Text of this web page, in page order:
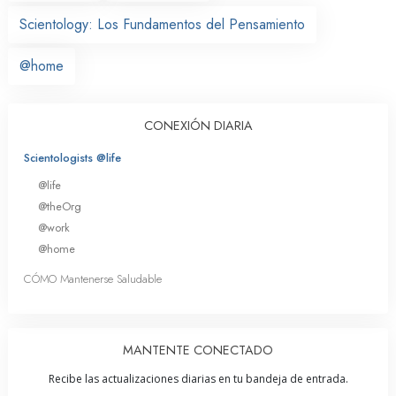
Scientology: Los Fundamentos del Pensamiento
@home
CONEXIÓN DIARIA
Scientologists @life
@life
@theOrg
@work
@home
CÓMO Mantenerse Saludable
MANTENTE CONECTADO
Recibe las actualizaciones diarias en tu bandeja de entrada.